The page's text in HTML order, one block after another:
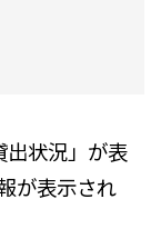
出状況」が表
が表示され